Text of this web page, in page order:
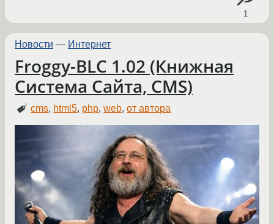
1
Новости — Интернет
Froggy-BLC 1.02 (Книжная
Система Сайта, CMS)
cms, html5, php,web,от автора